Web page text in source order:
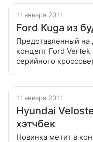
11 января 2011
Ford Kuga из
Представленный на
концепт Ford
серийного
11 января 2011
Hyundai
хэтчбек
Новинка метит в